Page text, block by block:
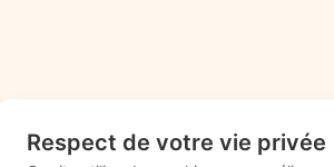
Respect de votre vie privée